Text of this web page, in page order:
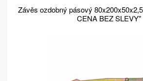
Závěs ozdobný pásový
CENA BEZ SLEVY"